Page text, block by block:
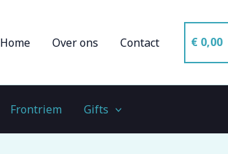
Home Over ons Contact € 0,00
Frontriem Gifts